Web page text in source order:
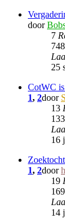
door
7
25
CotWC
1, 2door
13
16
1, 2door
19
14